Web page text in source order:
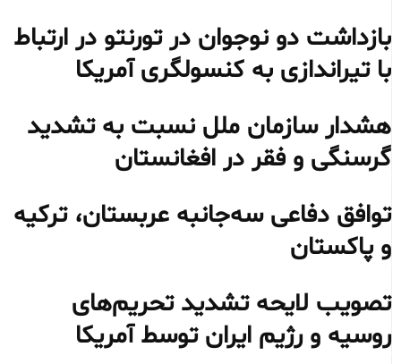
بازداشت دو نوجوان در تورنتو در ارتباط
با تیراندازی به کنسولگری آمریکا
هشدار سازمان ملل نسبت به تشدید
گرسنگی و فقر در افغانستان
توافق دفاعی سه‌جانبه عربستان، ترکیه
و پاکستان
تصویب لایحه تشدید تحریم‌های
روسیه و رژیم ایران توسط آمریکا